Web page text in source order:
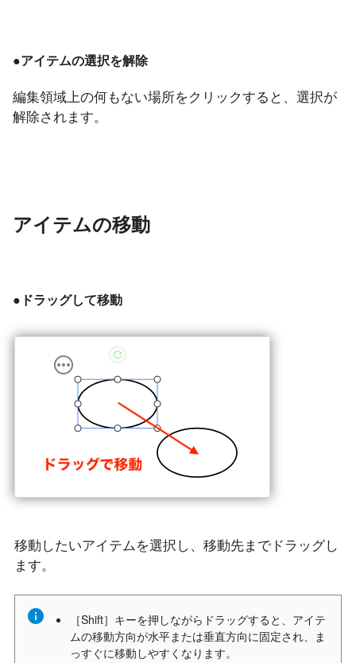
●アイテムの選択を解除
編集領域上の何もない場所をクリックすると、選択が
解除されます。
アイテムの移動
●ドラッグして移動
移動したいアイテムを選択し、移動先までドラッグし
ます。
［Shift］キーを押しながらドラッグすると、アイテ
ムの移動方向が水平または垂直方向に固定され、ま
っすぐに移動しやすくなります。